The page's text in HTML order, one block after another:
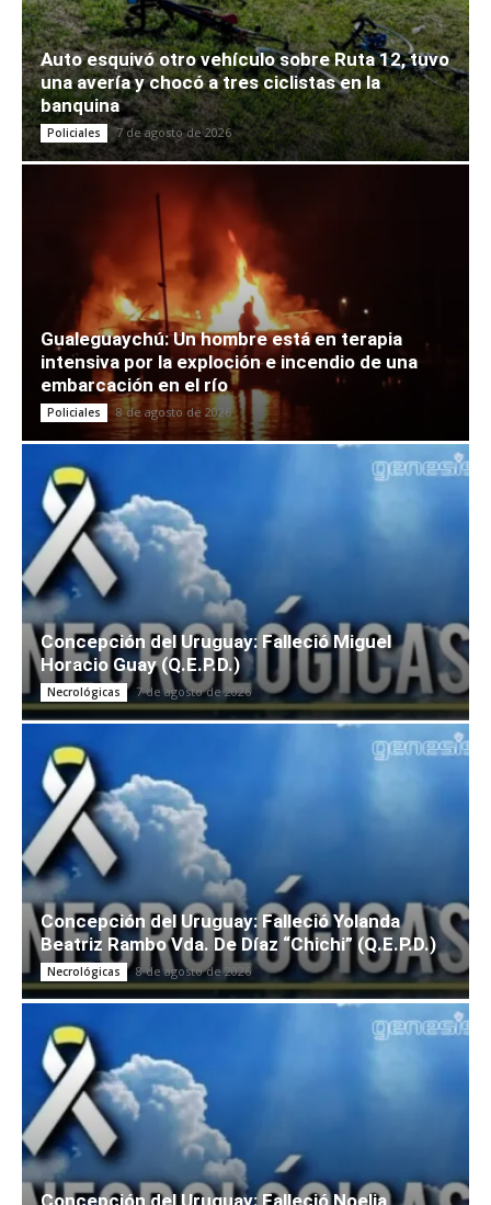
Auto esquivó otro vehículo sobre Ruta 12, tuvo
una avería y chocó a tres ciclistas en la
banquina
Policiales 7 de agosto de 2026
Gualeguaychú: Un hombre está en terapia
intensiva por la exploción e incendio de una
embarcación en el río
Policiales 8 de agosto de 2026
Concepción del Uruguay: Falleció Miguel
Horacio Guay (Q.E.P.D.)
Necrológicas 7 de agosto de 2026
Concepción del Uruguay: Falleció Yolanda
Beatriz Rambo Vda. De Díaz “Chichi” (Q.E.P.D.)
Necrológicas 8 de agosto de 2026